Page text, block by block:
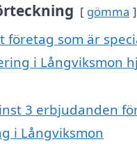
gömma
företag som är
i Långviksmon
3 erbjudanden
i Långviksmon